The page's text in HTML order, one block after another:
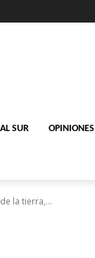
SUR OPINIONES
la tierra,...